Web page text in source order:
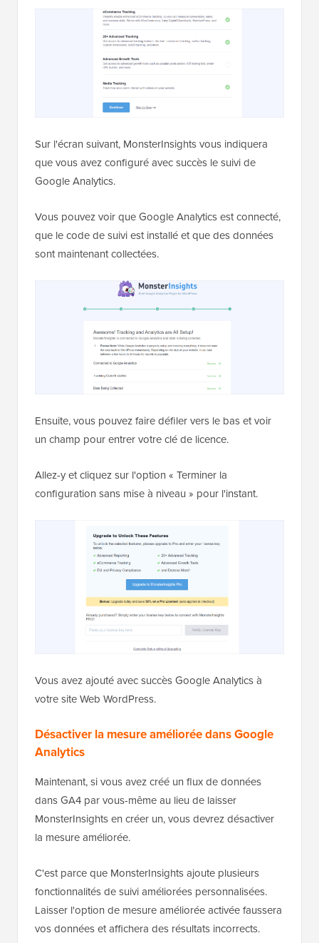
Sur l'écran suivant, MonsterInsights vous indiquera
que vous avez configuré avec succès le suivi de
Google Analytics.
Vous pouvez voir que Google Analytics est connecté,
que le code de suivi est installé et que des données
sont maintenant collectées.
Ensuite, vous pouvez faire défiler vers le bas et voir
un champ pour entrer votre clé de licence.
Allez-y et cliquez sur l'option « Terminer la
configuration sans mise à niveau » pour l'instant.
Vous avez ajouté avec succès Google Analytics à
votre site Web WordPress.
Désactiver la mesure améliorée dans Google
Analytics
Maintenant, si vous avez créé un flux de données
dans GA4 par vous-même au lieu de laisser
MonsterInsights en créer un, vous devrez désactiver
la mesure améliorée.
C'est parce que MonsterInsights ajoute plusieurs
fonctionnalités de suivi améliorées personnalisées.
Laisser l'option de mesure améliorée activée faussera
vos données et affichera des résultats incorrects.